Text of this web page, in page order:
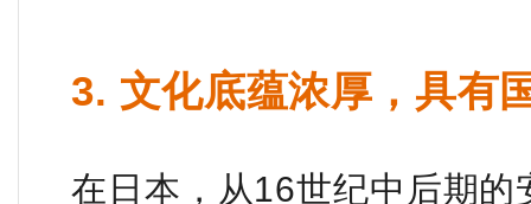
3. 文化底蕴浓厚，具有
在日本，从16世纪中后期